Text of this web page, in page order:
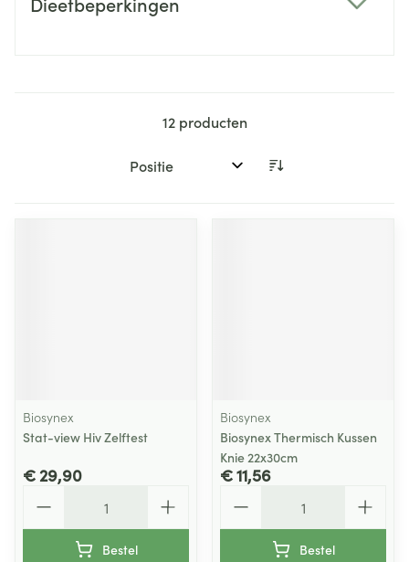
12producten
Sorteer op:
Biosynex
Stat-view Hiv Zelftest
€ 29,90
Bestel
Biosynex
Biosynex Thermisch Kussen
Knie 22x30cm
€ 11,56
Bestel